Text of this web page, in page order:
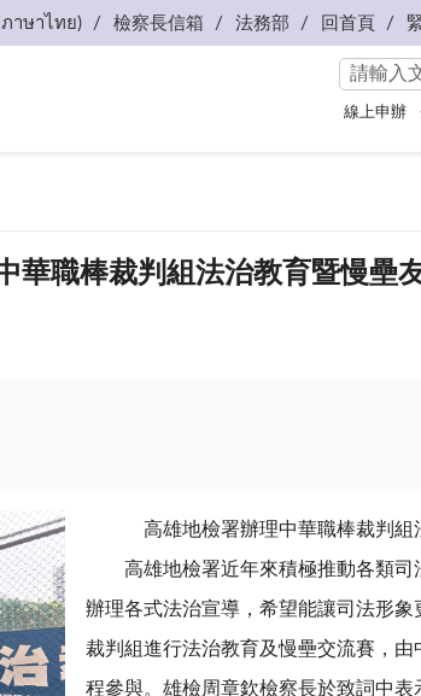
ภาษาไทย) 檢察長信箱 法務部 回首頁
線上申辦
華職棒裁判組法治教育暨慢壘
高雄地檢署辦理中華職棒裁判
高雄地檢署近年來積極推動各類司
辦理各式法治宣導，希望能讓司法形
裁判組進行法治教育及慢壘交流賽，
程參與。雄檢周章欽檢察長於致詞中表